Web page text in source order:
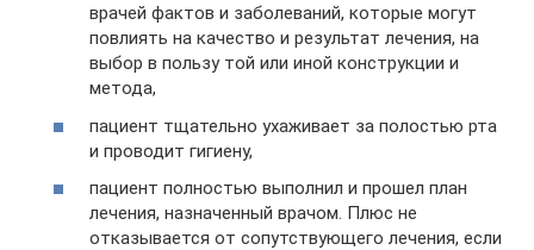
врачей фактов и заболеваний, которые могут
повлиять на качество и результат лечения, на
выбор в пользу той или иной конструкции и
метода,
пациент тщательно ухаживает за полостью рта
и проводит гигиену,
пациент полностью выполнил и прошел план
лечения, назначенный врачом. Плюс не
отказывается от сопутствующего лечения, если